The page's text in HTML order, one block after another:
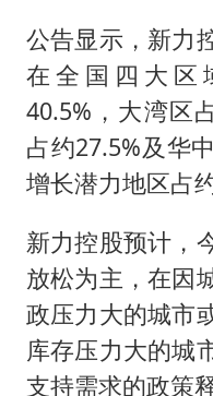
公告显示，新力
在全国四大区
40.5%，大湾区
占约27.5%及华
增长潜力地区占
新力控股预计，
放松为主，在因
政压力大的城市
库存压力大的城
支持需求的政策